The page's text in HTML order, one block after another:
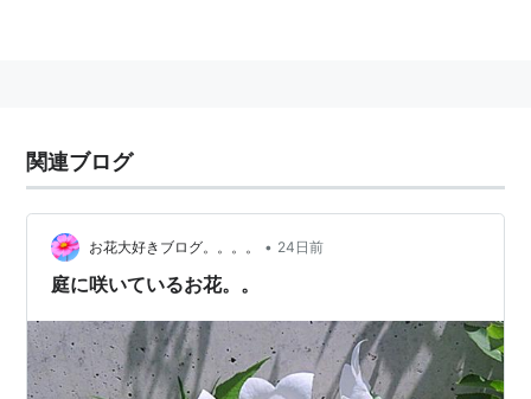
れた。
一般的には「梅雨明け」を示す指標の一つであり、地方
によっては植えられた稲の苗がよく根付くようにとタコ
を食べる風習が存在する（タコの脚を根に見立てて、丈
夫な根が付くように、という意味である）。
関連ブログ
お花大好きブログ。。。。 • 24日前
庭に咲いているお花。。